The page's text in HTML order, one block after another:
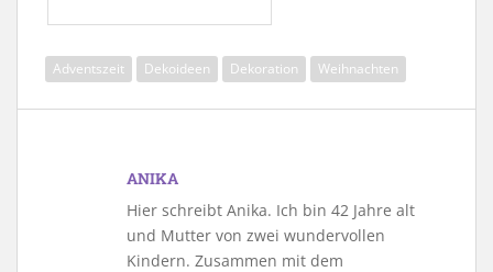
Adventszeit Dekoideen Dekoration Weihnachten
ANIKA
Hier schreibt Anika. Ich bin 42 Jahre alt
und Mutter von zwei wundervollen
Kindern. Zusammen mit dem